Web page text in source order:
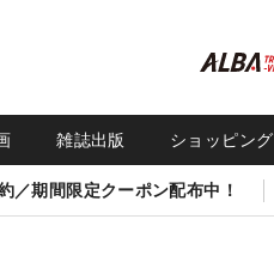
雑誌出版 ショッピング
／期間限定クーポン配布中！